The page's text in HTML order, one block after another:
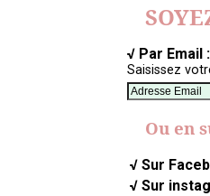
√ Par Email :
Saisissez
Ou en
√ Sur
√ Sur